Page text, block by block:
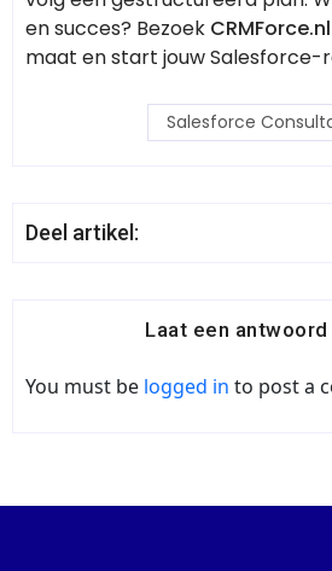
en succes? Bezoek CRMForce.nl
maat en start jouw Salesforce-
Salesforce
Deel artikel:
Laat een
You must be logged in to post a